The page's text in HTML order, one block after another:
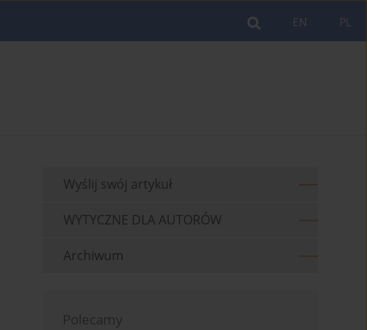
PL
EN
Wyślij swój artykuł
WYTYCZNE DLA AUTORÓW
Archiwum
Polecamy